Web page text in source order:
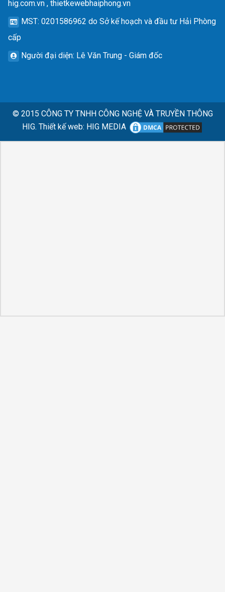
hig.com.vn , thietkewebhaiphong.vn
MST: 0201586962 do Sở kế hoạch và đầu tư Hải Phòng
cấp
Người đại diện: Lê Văn Trung - Giám đốc
© 2015 CÔNG TY TNHH CÔNG NGHỆ VÀ TRUYỀN THÔNG
HIG. Thiết kế web: HIG MEDIA